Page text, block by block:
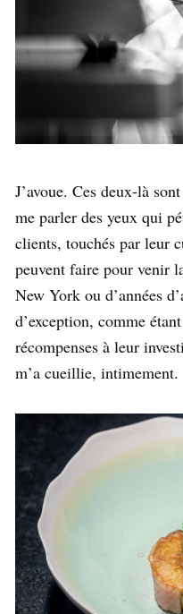
J’avoue. Ces deux-là
me parler des yeux qui
clients, touchés par leur
peuvent faire pour venir
New York ou d’années
d’exception, comme
récompenses à leur
m’a cueillie, intimement.